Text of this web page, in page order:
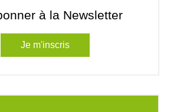
à la Newsletter
Je m'inscris